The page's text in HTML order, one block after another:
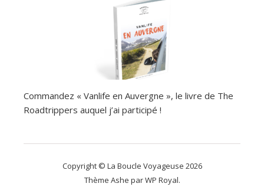
Commandez « Vanlife en Auvergne », le livre de The
Roadtrippers auquel j’ai participé !
Copyright © La Boucle Voyageuse 2026
Thème Ashe parWP Royal.